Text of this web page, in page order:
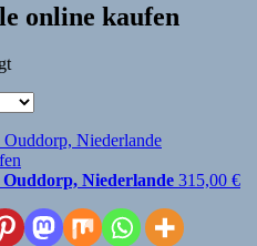
online kaufen
Niederlande 315,00 €